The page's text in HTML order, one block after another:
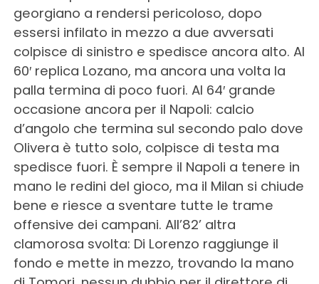
georgiano a rendersi pericoloso, dopo
essersi infilato in mezzo a due avversati
colpisce di sinistro e spedisce ancora alto. Al
60′ replica Lozano, ma ancora una volta la
palla termina di poco fuori. Al 64′ grande
occasione ancora per il Napoli: calcio
d’angolo che termina sul secondo palo dove
Olivera è tutto solo, colpisce di testa ma
spedisce fuori. È sempre il Napoli a tenere in
mano le redini del gioco, ma il Milan si chiude
bene e riesce a sventare tutte le trame
offensive dei campani. All’82’ altra
clamorosa svolta: Di Lorenzo raggiunge il
fondo e mette in mezzo, trovando la mano